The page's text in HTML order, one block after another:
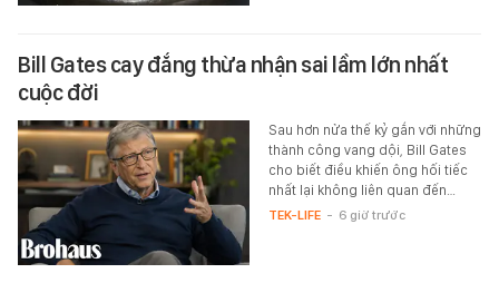
Bill Gates cay đắng thừa nhận sai lầm lớn nhất
cuộc đời
Sau hơn nửa thế kỷ gắn với những
thành công vang dội, Bill Gates
cho biết điều khiến ông hối tiếc
nhất lại không liên quan đến…
TEK-LIFE - 6 giờ trước